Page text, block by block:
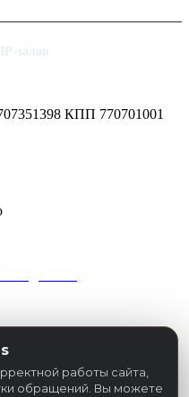
залов
КПП 770701001
работы сайта,
обращений. Вы можете